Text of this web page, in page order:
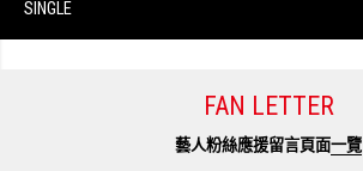
SINGLE
FAN LETTER
藝人粉絲應援留言頁面一覽